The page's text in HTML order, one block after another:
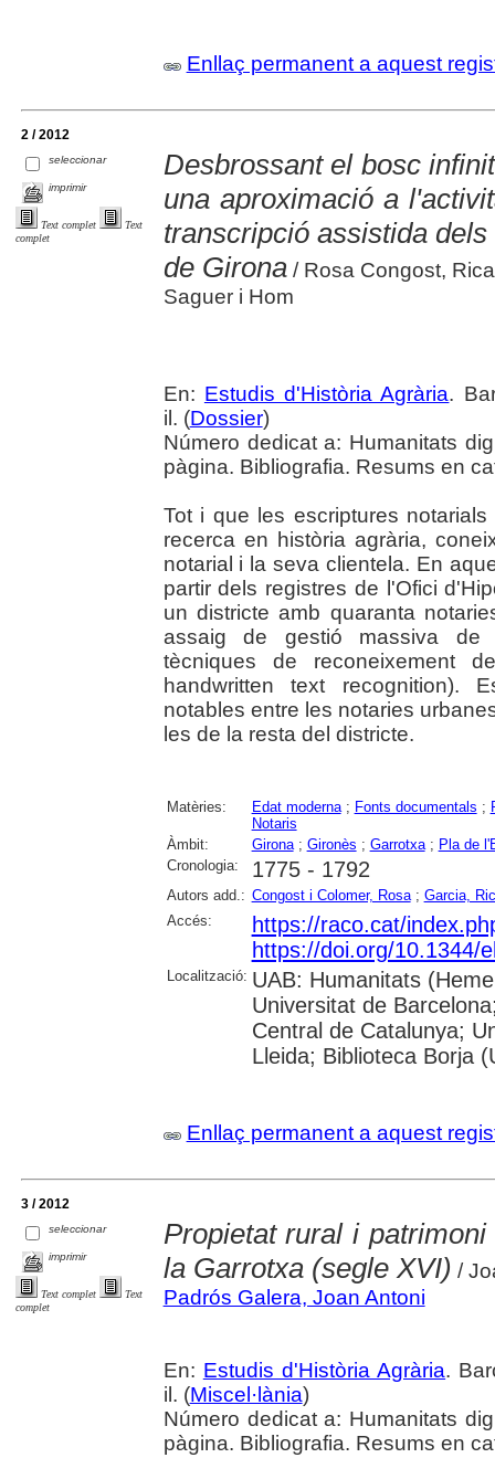
Enllaç permanent a aquest
2 / 2012
seleccionar
imprimir
Text complet
Text
complet
Desbrossant el bosc
una aproximació a
transcripció assistida
de Girona/ Rosa Congost,
Saguer i Hom
En: Estudis d'Història Agrària.
il. (Dossier)
Número dedicat a: Humanitats
pàgina. Bibliografia. Resums en
Tot i que les escriptures
recerca en història agrària,
notarial i la seva clientela. En
partir dels registres de l'Ofici
un districte amb quaranta
assaig de gestió massiva de
tècniques de reconeixement
handwritten text recognition).
notables entre les notaries
les de la resta del districte.
Matèries: Edat moderna; Fonts documentals ;
Notaris
Àmbit:
Girona; Gironès ; Garrotxa; Pla de
Cronologia:
1775 - 1792
Autors add.: Congost i Colomer, Rosa; Garcia,
Accés:
https://raco.cat/
https://doi.org/10.1344/
Localització: UAB: Humanitats
Universitat de
Central de Catalunya;
Lleida; Biblioteca Borja
Enllaç permanent a aquest
3 / 2012
seleccionar
imprimir
Text complet
Text
complet
Propietat rural i
la Garrotxa (segle XVI) /
Padrós Galera, Joan Antoni
En: Estudis d'Història Agrària.
il. (Miscel·lània)
Número dedicat a: Humanitats
pàgina. Bibliografia. Resums en